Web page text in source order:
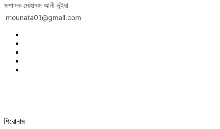
সম্পাদক মোহাম্মদ আলী ভূঁইয়া
mounata01@gmail.com
শিরোনাম